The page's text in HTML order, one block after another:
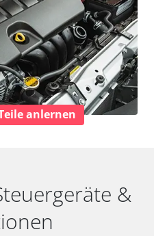
anlernen
&